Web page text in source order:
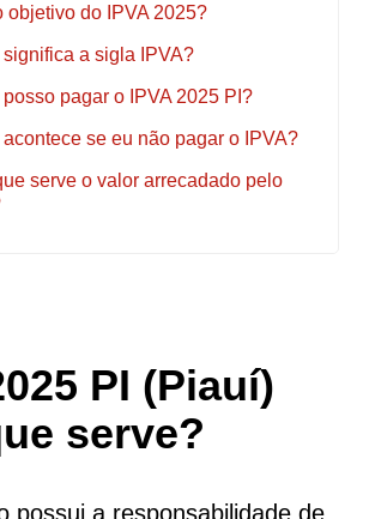
objetivo do IPVA 2025?
significa a sigla IPVA?
pagar o IPVA 2025 PI?
se eu não pagar o IPVA?
serve o valor arrecadado pelo
PI (Piauí)
serve?
possui a responsabilidade de